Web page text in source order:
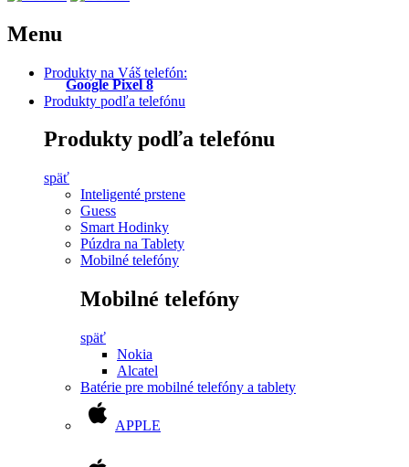
Menu
Produkty na Váš telefón:
Google Pixel 8
Produkty podľa telefónu
Produkty podľa telefónu
späť
Inteligenté prstene
Guess
Smart Hodinky
Púzdra na Tablety
Mobilné telefóny
Mobilné telefóny
späť
Nokia
Alcatel
Batérie pre mobilné telefóny a tablety
APPLE